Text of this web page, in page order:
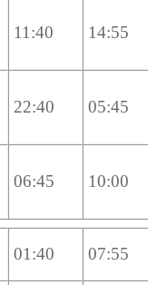
11:40 14:55
22:40 05:45
06:45 10:00
01:40 07:55